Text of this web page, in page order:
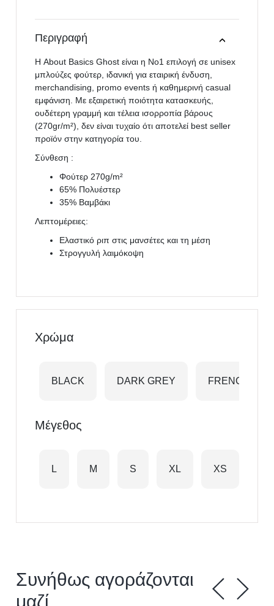
Περιγραφή
Η About Basics Ghost είναι η No1 επιλογή σε unisex
μπλούζες φούτερ, ιδανική για εταιρική ένδυση,
merchandising, promo events ή καθημερινή casual
εμφάνιση. Με εξαιρετική ποιότητα κατασκευής,
ουδέτερη γραμμή και τέλεια ισορροπία βάρους
(270gr/m²), δεν είναι τυχαίο ότι αποτελεί best seller
προϊόν στην κατηγορία του.
Σύνθεση :
Φούτερ 270g/m²
65% Πολυέστερ
35% Βαμβάκι
Λεπτομέρειες:
Ελαστικό ριπ στις μανσέτες και τη μέση
Στρογγυλή λαιμόκοψη
Χρώμα
BLACK DARK GREY FRENCH
Μέγεθος
L M S XL XS
Συνήθως αγοράζονται
μαζί